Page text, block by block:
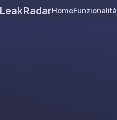
LeakRadarHomeFunzionalità